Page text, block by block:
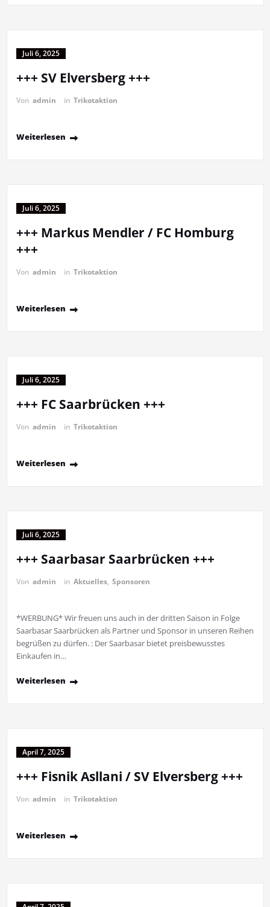
Juli 6, 2025
+++ SV Elversberg +++
Von admin in Trikotaktion
Weiterlesen
Juli 6, 2025
+++ Markus Mendler / FC Homburg
+++
Von admin in Trikotaktion
Weiterlesen
Juli 6, 2025
+++ FC Saarbrücken +++
Von admin in Trikotaktion
Weiterlesen
Juli 6, 2025
+++ Saarbasar Saarbrücken +++
Von admin in Aktuelles, Sponsoren
*WERBUNG* Wir freuen uns auch in der dritten Saison in Folge
Saarbasar Saarbrücken als Partner und Sponsor in unseren Reihen
begrüßen zu dürfen. : Der Saarbasar bietet preisbewusstes
Einkaufen in…
Weiterlesen
April 7, 2025
+++ Fisnik Asllani / SV Elversberg +++
Von admin in Trikotaktion
Weiterlesen